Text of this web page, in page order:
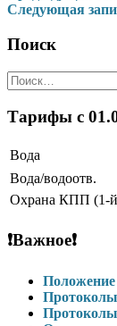
по
записям
Следующая
Поиск
Найти:
Тарифы c
Вода
Вода/водоотв.
Охрана КПП (1-й
❗Важное❗
Положение
Протоколы
Протоколы